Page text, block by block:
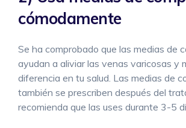
cómodamente
Se ha comprobado que las medias de
ayudan a aliviar las venas varicosas y
diferencia en tu salud. Las medias de
también se prescriben después del
recomienda que las uses durante 3-5